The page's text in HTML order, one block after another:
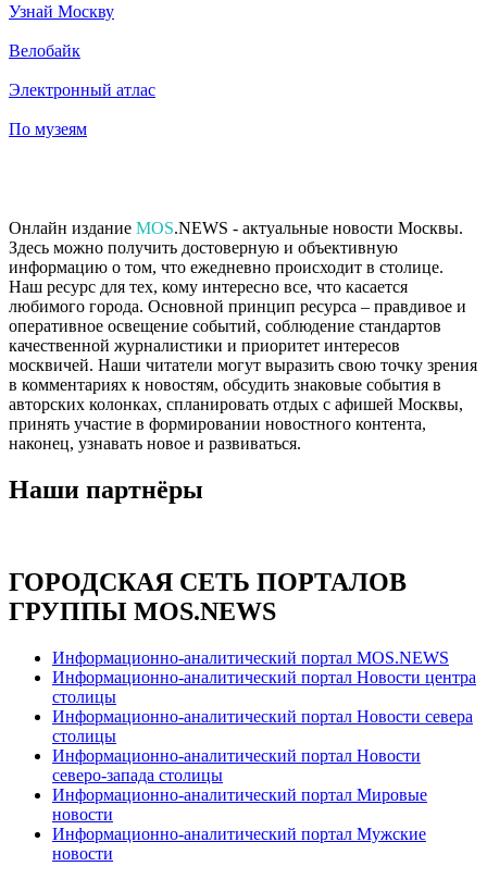
Узнай Москву
Велобайк
Электронный атлас
По музеям
Онлайн издание MOS.NEWS - актуальные новости Москвы.
Здесь можно получить достоверную и объективную
информацию о том, что ежедневно происходит в столице.
Наш ресурс для тех, кому интересно все, что касается
любимого города. Основной принцип ресурса – правдивое и
оперативное освещение событий, соблюдение стандартов
качественной журналистики и приоритет интересов
москвичей. Наши читатели могут выразить свою точку зрения
в комментариях к новостям, обсудить знаковые события в
авторских колонках, спланировать отдых с афишей Москвы,
принять участие в формировании новостного контента,
наконец, узнавать новое и развиваться.
Наши партнёры
ГОРОДСКАЯ СЕТЬ ПОРТАЛОВ
ГРУППЫ MOS.NEWS
Информационно-аналитический портал MOS.NEWS
Информационно-аналитический портал Новости центра
столицы
Информационно-аналитический портал Новости севера
столицы
Информационно-аналитический портал Новости
северо-запада столицы
Информационно-аналитический портал Мировые
новости
Информационно-аналитический портал Мужские
новости